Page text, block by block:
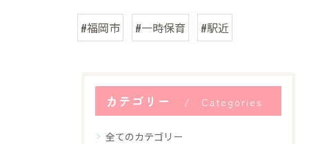
#福岡市 #一時保育 #駅近
カテゴリー Categories
全てのカテゴリー